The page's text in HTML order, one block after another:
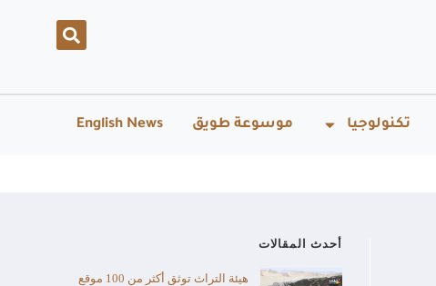
تكنولوجيا موسوعة طويق English News
أحدث المقالات
هيئة التراث توثق أكثر من 100 موقع